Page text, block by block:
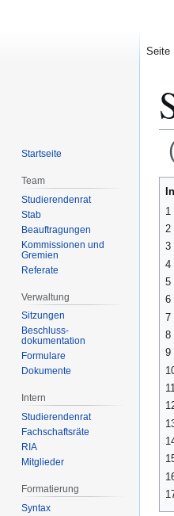
Zur
Zur
1
2
3
4
5
6
7
8
9
11
Seite
Startseite
Team
Studierendenrat
Stab
Beauftragungen
Kommissionen und
Gremien
Referate
Verwaltung
Sitzungen
Beschluss-
dokumentation
Formulare
Dokumente
Intern
Studierendenrat
Fachschaftsräte
RIA
Mitglieder
Formatierung
Syntax